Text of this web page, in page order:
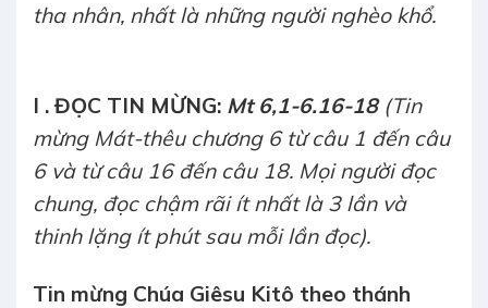
tha nhân, nhất là những người nghèo khổ.
I . ĐỌC TIN MỪNG: Mt 6,1-6.16-18(Tin
mừng Mát-thêu chương 6 từ câu 1 đến câu
6 và từ câu 16 đến câu 18. Mọi người đọc
chung, đọc chậm rãi ít nhất là 3 lần và
thinh lặng ít phút sau mỗi lần đọc).
Tin mừng Chúa Giêsu Kitô theo thánh